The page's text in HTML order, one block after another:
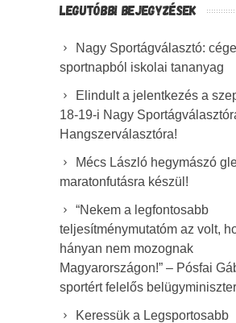
LEGUTÓBBI BEJEGYZÉSEK
Nagy Sportágválasztó:
sportnapból iskolai tananyag
Elindult a jelentkezés a
18-19-i Nagy
Hangszerválasztóra!
Mécs László hegymászó
maratonfutásra készül!
“Nekem a legfontosabb
teljesítménymutatóm az volt,
hányan nem mozognak
Magyarországon!” – Pósfai
sportért felelős belügyminiszter
Keressük a Legsportosabb